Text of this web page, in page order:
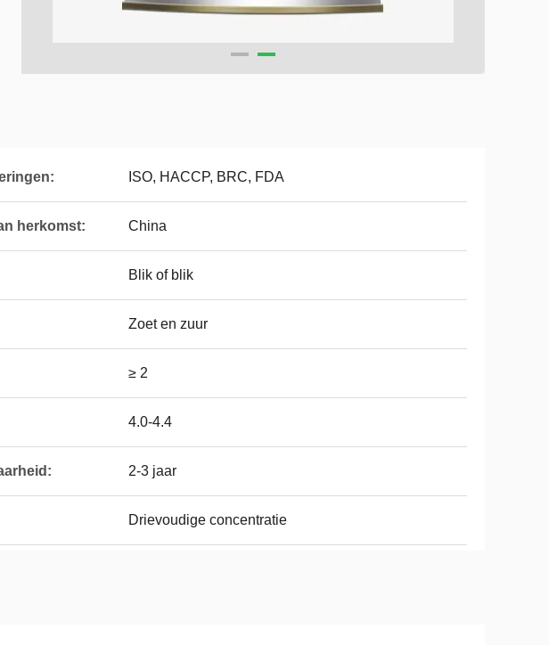
ISO, HACCP, BRC, FDA
herkomst: China
Blik of blik
Zoet en zuur
≥ 2
4.0-4.4
2-3 jaar
Drievoudige concentratie